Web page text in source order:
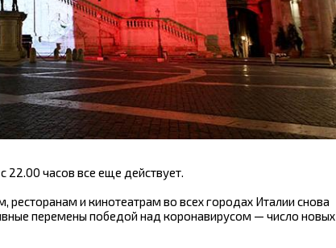
22.00 часов все еще действует.
и кинотеатрам во всех городах Италии снова
перемены победой над коронавирусом — число новых